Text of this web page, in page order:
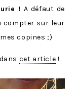
! A défaut de
compter sur leur
copines ;)
cet article !